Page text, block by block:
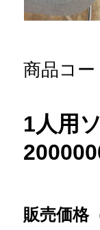
商品コー
1人用
販売価格